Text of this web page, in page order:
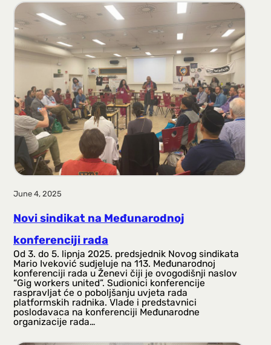
June 4, 2025
Novi sindikat na Međunarodnoj
konferenciji rada
Od 3. do 5. lipnja 2025. predsjednik Novog sindikata
Mario Iveković sudjeluje na 113. Međunarodnoj
konferenciji rada u Ženevi čiji je ovogodišnji naslov
“Gig workers united”. Sudionici konferencije
raspravljat će o poboljšanju uvjeta rada
platformskih radnika. Vlade i predstavnici
poslodavaca na konferenciji Međunarodne
organizacije rada…